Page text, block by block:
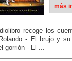
más
recoge los
- El brujo y
gorrión - El ...